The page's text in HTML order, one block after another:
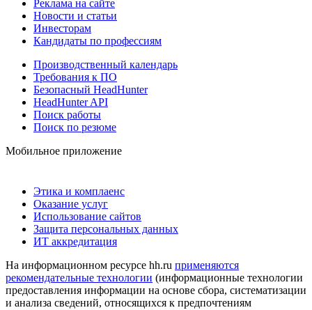
Реклама на сайте
Новости и статьи
Инвесторам
Кандидаты по профессиям
Производственный календарь
Требования к ПО
Безопасный HeadHunter
HeadHunter API
Поиск работы
Поиск по резюме
Мобильное приложение
Этика и комплаенс
Оказание услуг
Использование сайтов
Защита персональных данных
ИТ аккредитация
На информационном ресурсе hh.ru применяются
рекомендательные технологии (информационные технологии
предоставления информации на основе сбора, систематизации
и анализа сведений, относящихся к предпочтениям